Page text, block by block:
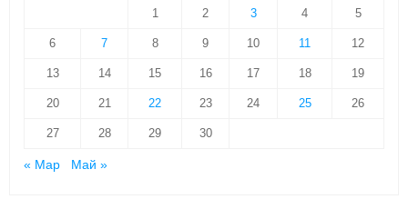
1 2 3 4 5
6 7 8 9 10 11 12
13 14 15 16 17 18 19
20 21 22 23 24 25 26
27 28 29 30
« Мар Май »